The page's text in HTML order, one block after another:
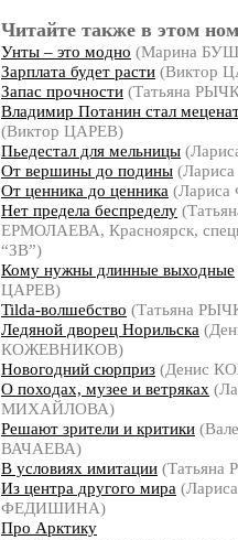
Читайте также в этом
Унты – это модно (Марина
Зарплата будет расти (Виктор
Запас прочности (Татьяна
Владимир Потанин стал
(Виктор ЦАРЕВ)
Пьедестал для мельницы
От вершины до подины
От ценника до ценника
Нет предела беспределу
ЕРМОЛАЕВА, Красноярск,
“ЗВ”)
Кому нужны длинные выходные
ЦАРЕВ)
Tilda-волшебство (Татьяна
Ледяной дворец Норильска
КОЖЕВНИКОВ)
Новогодний сюрприз (Денис
О походах, музее и ветряках
МИХАЙЛОВА)
Решают зрители и критики
ВАЧАЕВА)
В условиях имитации
Из центра другого мира (Лариса
ФЕДИШИНА)
Про Арктику